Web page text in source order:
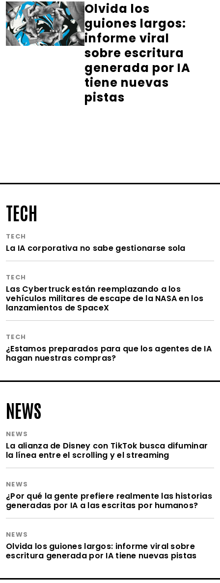
Olvida los
guiones largos:
informe viral
sobre escritura
generada por IA
tiene nuevas
pistas
TECH
TECH
La IA corporativa no sabe gestionarse sola
TECH
Las Cybertruck están reemplazando a los
vehículos militares de escape de la NASA en los
lanzamientos de SpaceX
TECH
¿Estamos preparados para que los agentes de IA
hagan nuestras compras?
NEWS
NEWS
La alianza de Disney con TikTok busca difuminar
la línea entre el scrolling y el streaming
NEWS
¿Por qué la gente prefiere realmente las historias
generadas por IA a las escritas por humanos?
NEWS
Olvida los guiones largos: informe viral sobre
escritura generada por IA tiene nuevas pistas